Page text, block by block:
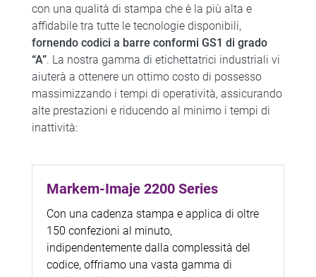
con una qualità di stampa che è la più alta e
affidabile tra tutte le tecnologie disponibili,
fornendo codici a barre conformi GS1 di grado
“A”. La nostra gamma di etichettatrici industriali vi
aiuterà a ottenere un ottimo costo di possesso
massimizzando i tempi di operatività, assicurando
alte prestazioni e riducendo al minimo i tempi di
inattività:
Markem-Imaje 2200 Series
Con una cadenza stampa e applica di oltre
150 confezioni al minuto,
indipendentemente dalla complessità del
codice, offriamo una vasta gamma di